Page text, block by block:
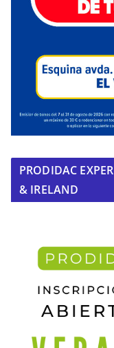
PRODIDAC
& IRELAND